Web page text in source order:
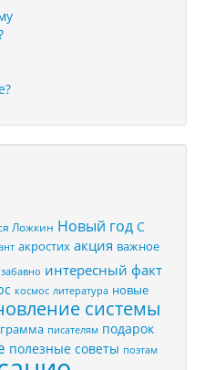
Ложкин Новый год С
акростих акция важное
забавно интересный факт
космос литература новые
системы
писателям подарок
полезные советы поэтам